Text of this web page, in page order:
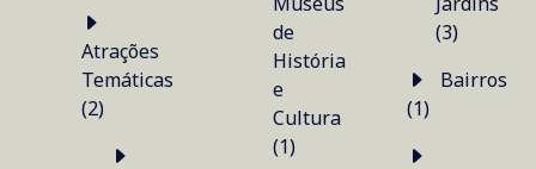
Atrações
Temáticas
(2)
de
História
e
Cultura
(1)
(3)
(1)